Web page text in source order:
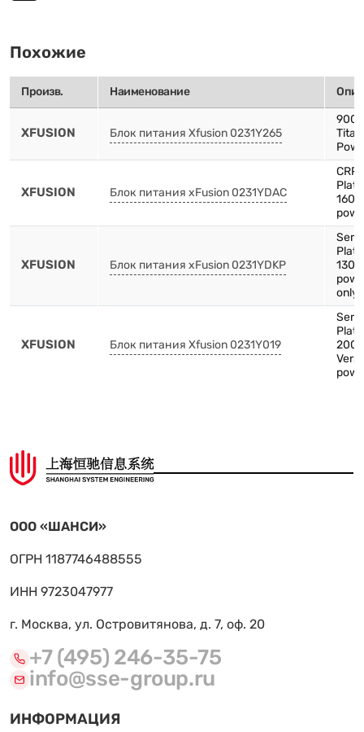
Похожие
Произв. Наименование
XFUSION Блок питания Xfusion 0231Y265
XFUSION Блок питания xFusion 0231YDAC
XFUSION Блок питания xFusion 0231YDKP
only
XFUSION Блок питания Xfusion 0231Y019
ООО «ШАНСИ»
ОГРН 1187746488555
ИНН 9723047977
г. Москва, ул. Островитянова, д. 7, оф. 20
+7 (495) 246-35-75
info@sse-group.ru
ИНФОРМАЦИЯ